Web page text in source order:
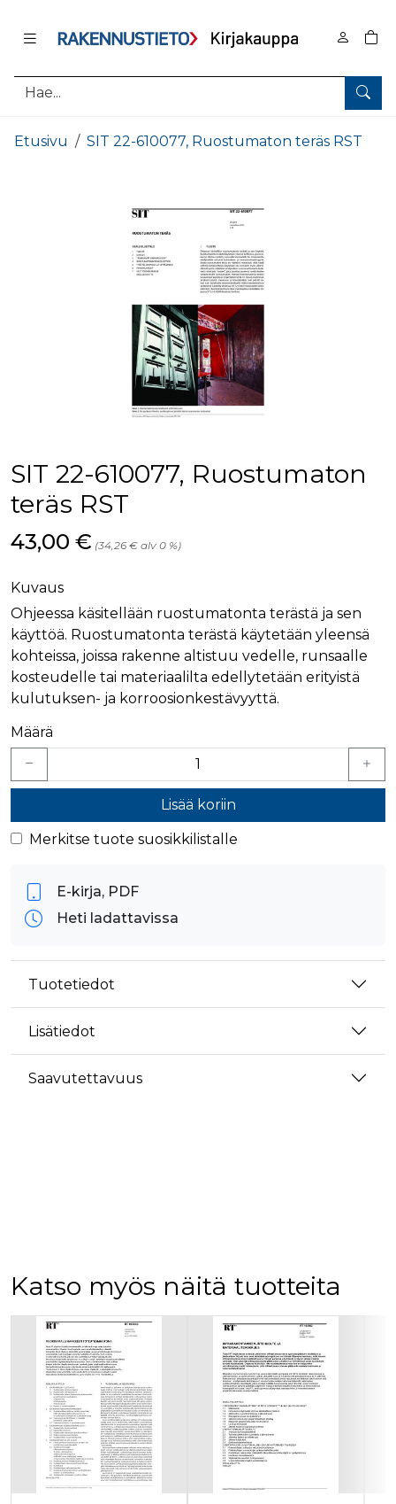
Hae
0
Etusivu SIT 22-610077, Ruostumaton teräs RST
SIT 22-610077, Ruostumaton
teräs RST
Hinta nyt
43,00 € (34,26 € alv 0 %)
Kuvaus
Ohjeessa käsitellään ruostumatonta terästä ja sen
käyttöä. Ruostumatonta terästä käytetään yleensä
kohteissa, joissa rakenne altistuu vedelle, runsaalle
kosteudelle tai materiaalilta edellytetään erityistä
kulutuksen- ja korroosionkestävyyttä.
Määrä
Lisää koriin
Merkitse tuote suosikkilistalle
E-kirja, PDF
Heti ladattavissa
Tuotetiedot
Lisätiedot
Saavutettavuus
Katso myös näitä tuotteita
Tuoteluettelon alku